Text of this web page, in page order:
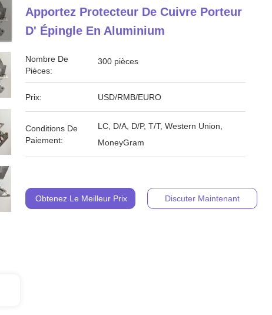
Apportez Protecteur De Cuivre Porteur
D' Épingle En Aluminium
Nombre De
Pièces:
300 pièces
Prix: USD/RMB/EURO
Conditions De
Paiement:
LC, D/A, D/P, T/T, Western Union,
MoneyGram
Obtenez Le Meilleur Prix Discuter Maintenant